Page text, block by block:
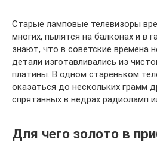
Старые ламповые телевизоры
многих, пылятся на балконах и в
знают, что в советские времена
детали изготавливались из
платины. В одном стареньком
оказаться до нескольких грамм
спрятанных в недрах радиоламп
Для чего золото в